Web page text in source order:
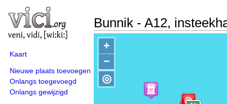
Kaart
Nieuwe plaats toevoegen
Onlangs toegevoegd
Onlangs gewijzigd
Bunnik - A12,
+
−
◎